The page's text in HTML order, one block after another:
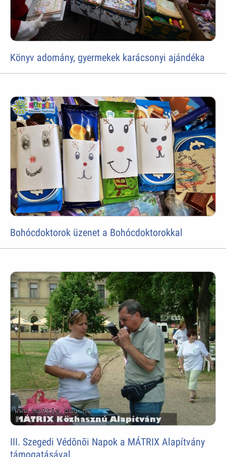
Könyv adomány, gyermekek karácsonyi ajándéka
Bohócdoktorok üzenet a Bohócdoktorokkal
III. Szegedi Védõnõi Napok a MÁTRIX Alapítvány
támogatásával